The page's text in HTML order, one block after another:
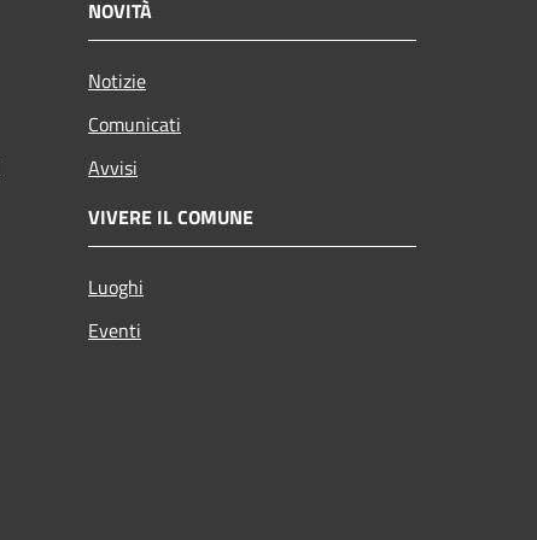
NOVITÀ
Notizie
Comunicati
Avvisi
VIVERE IL COMUNE
Luoghi
Eventi